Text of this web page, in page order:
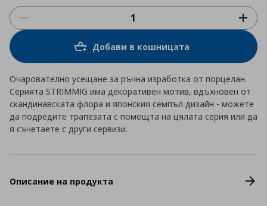
Добави в кошницата
Очарователно усещане за ръчна изработка от порцелан.
Серията STRIMMIG има декоративен мотив, вдъхновен от
скандинавската флора и японския семпъл дизайн - можете
да подредите трапезата с помощта на цялата серия или да
я съчетаете с други сервизи.
Описание на продукта